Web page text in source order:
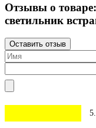
Отзывы о товаре:
светильник
Оставить отзыв